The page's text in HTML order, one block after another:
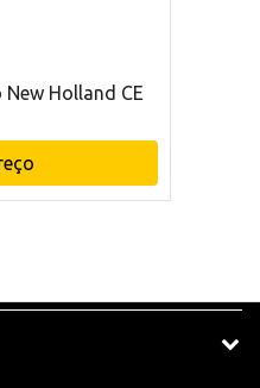
Holland CE